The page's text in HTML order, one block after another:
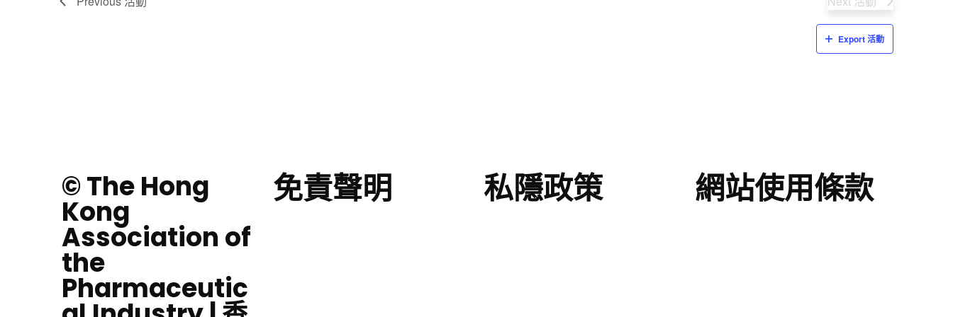
Export 活動
© The Hong
Kong
Association of
the
Pharmaceutic
免責聲明 私隱政策 網站使用條款